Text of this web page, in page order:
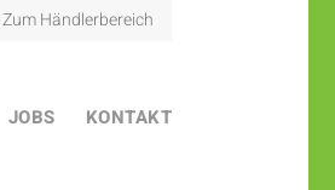
Zum Händlerbereich
JOBS KONTAKT